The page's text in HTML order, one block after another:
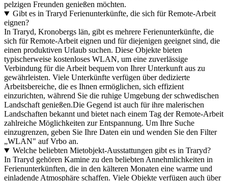
pelzigen Freunden genießen möchten.
Gibt es in Traryd Ferienunterkünfte, die sich für Remote-Arbeit
eignen?
In Traryd, Kronobergs län, gibt es mehrere Ferienunterkünfte, die
sich für Remote-Arbeit eignen und für diejenigen geeignet sind, die
einen produktiven Urlaub suchen. Diese Objekte bieten
typischerweise kostenloses WLAN, um eine zuverlässige
Verbindung für die Arbeit bequem von Ihrer Unterkunft aus zu
gewährleisten. Viele Unterkünfte verfügen über dedizierte
Arbeitsbereiche, die es Ihnen ermöglichen, sich effizient
einzurichten, während Sie die ruhige Umgebung der schwedischen
Landschaft genießen.Die Gegend ist auch für ihre malerischen
Landschaften bekannt und bietet nach einem Tag der Remote-Arbeit
zahlreiche Möglichkeiten zur Entspannung. Um Ihre Suche
einzugrenzen, geben Sie Ihre Daten ein und wenden Sie den Filter
„WLAN" auf Vrbo an.
Welche beliebten Mietobjekt-Ausstattungen gibt es in Traryd?
In Traryd gehören Kamine zu den beliebten Annehmlichkeiten in
Ferienunterkünften, die in den kälteren Monaten eine warme und
einladende Atmosphäre schaffen. Viele Objekte verfügen auch über